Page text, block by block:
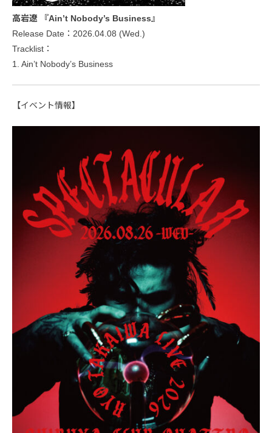
高岩遼 『Ain’t Nobody’s Business』
Release Date：2026.04.08 (Wed.)
Tracklist：
1. Ain’t Nobody’s Business
【イベント情報】